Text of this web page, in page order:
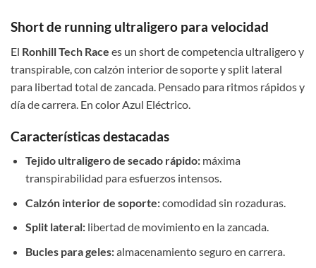
Short de running ultraligero para velocidad
El Ronhill Tech Race es un short de competencia ultraligero y
transpirable, con calzón interior de soporte y split lateral
para libertad total de zancada. Pensado para ritmos rápidos y
día de carrera. En color Azul Eléctrico.
Características destacadas
Tejido ultraligero de secado rápido:máxima
transpirabilidad para esfuerzos intensos.
Calzón interior de soporte:comodidad sin rozaduras.
Split lateral:libertad de movimiento en la zancada.
Bucles para geles:almacenamiento seguro en carrera.